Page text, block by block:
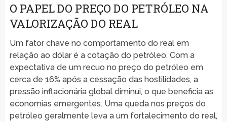
O PAPEL DO PREÇO DO PETRÓLEO NA
VALORIZAÇÃO DO REAL
Um fator chave no comportamento do real em
relação ao dólar é a cotação do petróleo. Com a
expectativa de um recuo no preço do petróleo em
cerca de 16% após a cessação das hostilidades, a
pressão inflacionária global diminui, o que beneficia as
economias emergentes. Uma queda nos preços do
petróleo geralmente leva a um fortalecimento do real,